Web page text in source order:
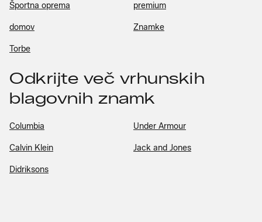
Športna oprema premium
domov Znamke
Torbe
Odkrijte več vrhunskih
blagovnih znamk
Columbia Under Armour
Calvin Klein Jack and Jones
Didriksons